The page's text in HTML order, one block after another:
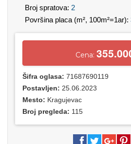
Broj spratova: 2
Površina placa (m², 100m²=1ar):
Cena:
Šifra oglasa: 71687690119
Postavljen: 25.06.2023
Mesto: Kragujevac
Broj pregleda: 115